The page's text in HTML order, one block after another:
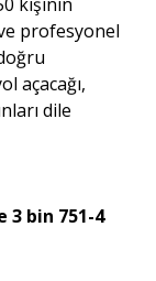
profesyonel
açacağı,
dile
3 bin 751-4